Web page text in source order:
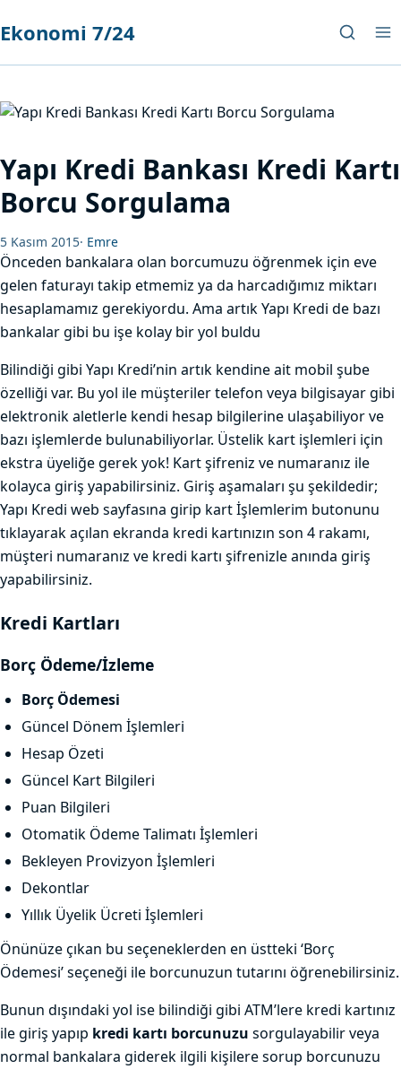
Ekonomi 7/24
Yapı Kredi Bankası Kredi Kartı
Borcu Sorgulama
5 Kasım 2015· Emre
Önceden bankalara olan borcumuzu öğrenmek için eve
gelen faturayı takip etmemiz ya da harcadığımız miktarı
hesaplamamız gerekiyordu. Ama artık Yapı Kredi de bazı
bankalar gibi bu işe kolay bir yol buldu
Bilindiği gibi Yapı Kredi’nin artık kendine ait mobil şube
özelliği var. Bu yol ile müşteriler telefon veya bilgisayar gibi
elektronik aletlerle kendi hesap bilgilerine ulaşabiliyor ve
bazı işlemlerde bulunabiliyorlar. Üstelik kart işlemleri için
ekstra üyeliğe gerek yok! Kart şifreniz ve numaranız ile
kolayca giriş yapabilirsiniz. Giriş aşamaları şu şekildedir;
Yapı Kredi web sayfasına girip kart İşlemlerim butonunu
tıklayarak açılan ekranda kredi kartınızın son 4 rakamı,
müşteri numaranız ve kredi kartı şifrenizle anında giriş
yapabilirsiniz.
Kredi Kartları
Borç Ödeme/İzleme
Borç Ödemesi
Güncel Dönem İşlemleri
Hesap Özeti
Güncel Kart Bilgileri
Puan Bilgileri
Otomatik Ödeme Talimatı İşlemleri
Bekleyen Provizyon İşlemleri
Dekontlar
Yıllık Üyelik Ücreti İşlemleri
Önünüze çıkan bu seçeneklerden en üstteki ‘Borç
Ödemesi’ seçeneği ile borcunuzun tutarını öğrenebilirsiniz.
Bunun dışındaki yol ise bilindiği gibi ATM’lere kredi kartınız
ile giriş yapıp kredi kartı borcunuzu sorgulayabilir veya
normal bankalara giderek ilgili kişilere sorup borcunuzu